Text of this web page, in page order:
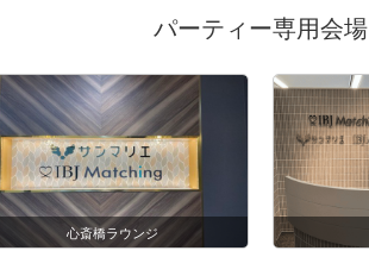
パーティー専用会場
心斎橋ラウンジ